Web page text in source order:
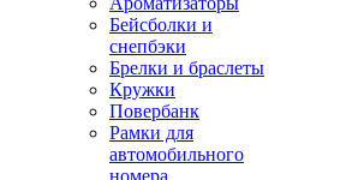
Бейсболки и
снепбэки
Брелки и браслеты
Кружки
Повербанк
Рамки для
автомобильного
номера